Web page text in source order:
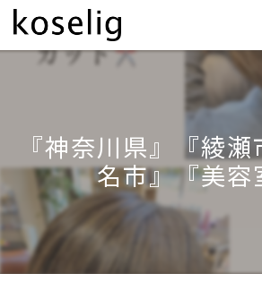
『神奈川県』『綾
名市』『美容